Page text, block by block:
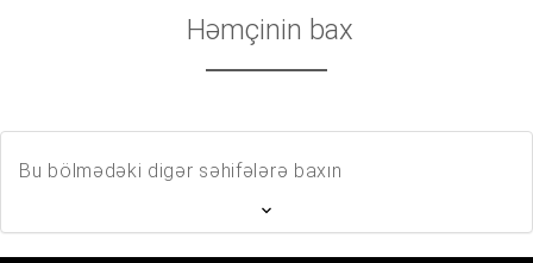
Həmçinin bax
Bu bölmədəki digər səhifələrə baxın